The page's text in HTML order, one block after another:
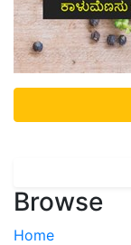
Browse
Home